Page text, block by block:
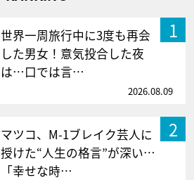
1
世界一周旅行中に3度も再会
した男女！意気投合した夜
は…口では言…
2026.08.09
2
マツコ、M-1ブレイク芸人に
授けた“人生の格言”が深い…
「幸せな時…